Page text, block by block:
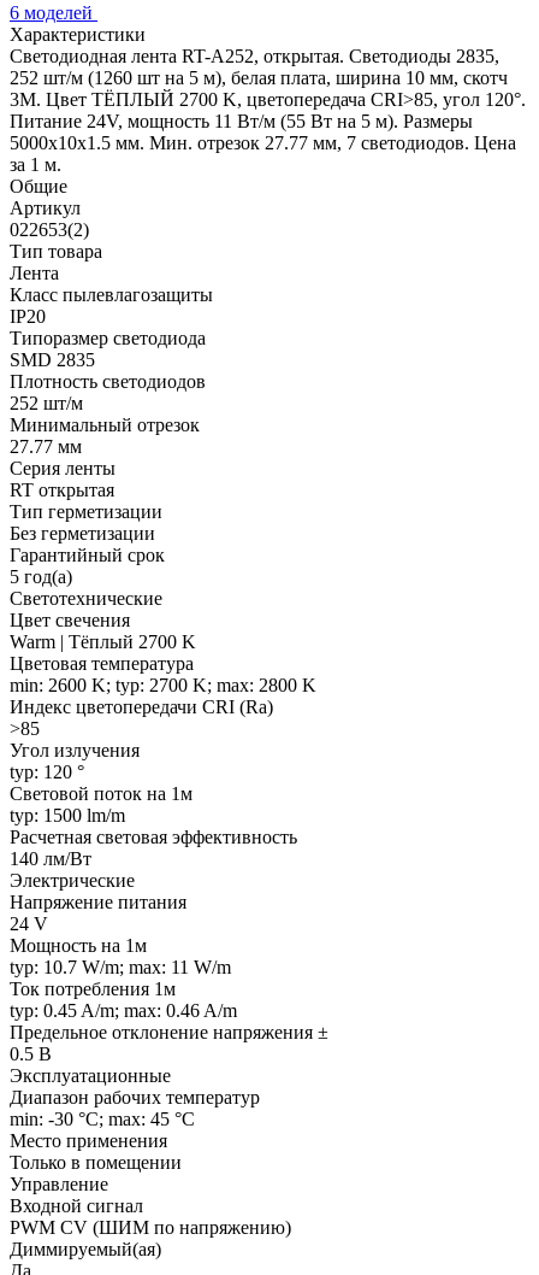
6 моделей
Характеристики
Светодиодная лента RT-A252, открытая. Светодиоды 2835,
252 шт/м (1260 шт на 5 м), белая плата, ширина 10 мм, скотч
3M. Цвет ТЁПЛЫЙ 2700 K, цветопередача CRI>85, угол 120°.
Питание 24V, мощность 11 Вт/м (55 Вт на 5 м). Размеры
5000x10x1.5 мм. Мин. отрезок 27.77 мм, 7 светодиодов. Цена
за 1 м.
Общие
Артикул
022653(2)
Тип товара
Лента
Класс пылевлагозащиты
IP20
Типоразмер светодиода
SMD 2835
Плотность светодиодов
252 шт/м
Минимальный отрезок
27.77 мм
Серия ленты
RT открытая
Тип герметизации
Без герметизации
Гарантийный срок
5 год(а)
Светотехнические
Цвет свечения
Warm | Тёплый 2700 K
Цветовая температура
min: 2600 K; typ: 2700 K; max: 2800 K
Индекс цветопередачи CRI (Ra)
>85
Угол излучения
typ: 120 °
Световой поток на 1м
typ: 1500 lm/m
Расчетная световая эффективность
140 лм/Вт
Электрические
Напряжение питания
24 V
Мощность на 1м
typ: 10.7 W/m; max: 11 W/m
Ток потребления 1м
typ: 0.45 A/m; max: 0.46 A/m
Предельное отклонение напряжения ±
0.5 В
Эксплуатационные
Диапазон рабочих температур
min: -30 °C; max: 45 °C
Место применения
Только в помещении
Управление
Входной сигнал
PWM СV (ШИМ по напряжению)
Диммируемый(ая)
Да